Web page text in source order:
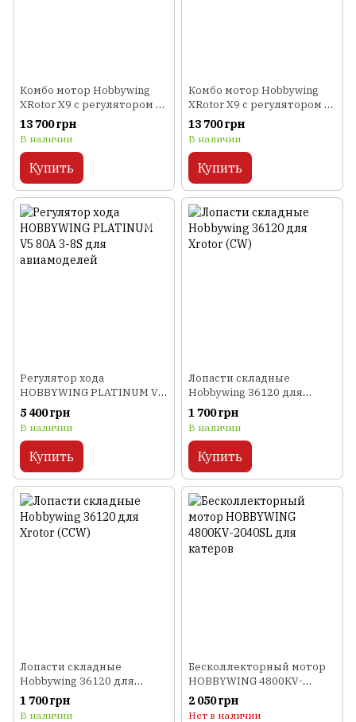
Комбо мотор Hobbywing
XRotor X9 с регулятором и
пропеллером (CCW)
13 700 грн
В наличии
Купить
Комбо мотор Hobbywing
XRotor X9 с регулятором и
пропеллером (CW)
13 700 грн
В наличии
Купить
Регулятор хода
HOBBYWING PLATINUM V5
80A 3-8S для авиамоделей
5 400 грн
В наличии
Купить
Лопасти складные
Hobbywing 36120 для
Xrotor (CW)
1 700 грн
В наличии
Купить
Лопасти складные
Hobbywing 36120 для
Xrotor (CCW)
1 700 грн
В наличии
Бесколлекторный мотор
HOBBYWING 4800KV-
2040SL для катеров
2 050 грн
Нет в наличии